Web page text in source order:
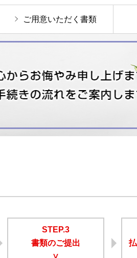
ご用意いただく書類
STEP.3
書類のご提出
∨